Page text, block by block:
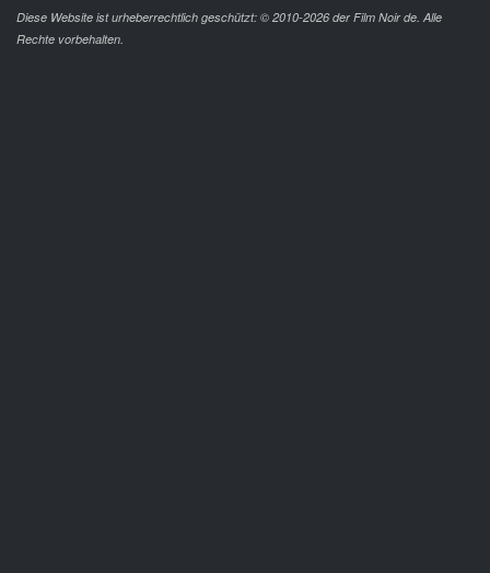
Diese Website ist urheberrechtlich geschützt: © 2010-2026 der Film Noir de. Alle
Rechte vorbehalten.